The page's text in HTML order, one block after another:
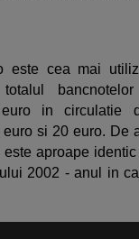
este cea mai
in circulatie
si 20 euro. De
aproape
2002 - anul in